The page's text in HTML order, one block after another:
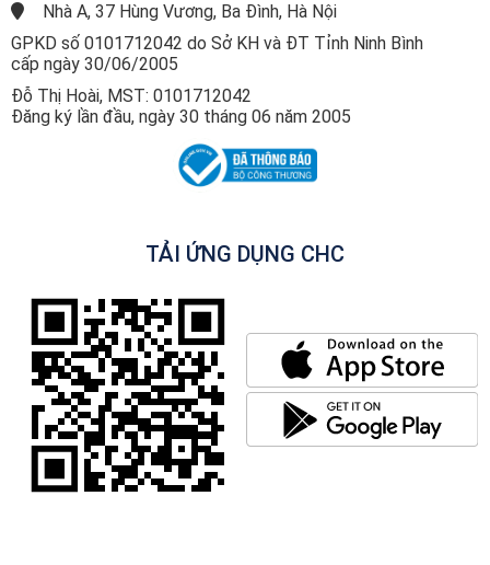
Nhà A, 37 Hùng Vương, Ba Đình, Hà Nội
GPKD số 0101712042 do Sở KH và ĐT Tỉnh Ninh Bình
cấp ngày 30/06/2005
Đỗ Thị Hoài, MST: 0101712042
Đăng ký lần đầu, ngày 30 tháng 06 năm 2005
TẢI ỨNG DỤNG CHC